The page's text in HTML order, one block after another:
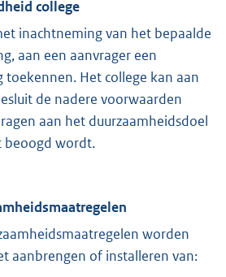
college
inachtneming van het bepaalde
aan een aanvrager een
toekennen. Het college kan aan
de nadere voorwaarden
aan het duurzaamheidsdoel
beoogd wordt.
worden
aanbrengen of installeren van: